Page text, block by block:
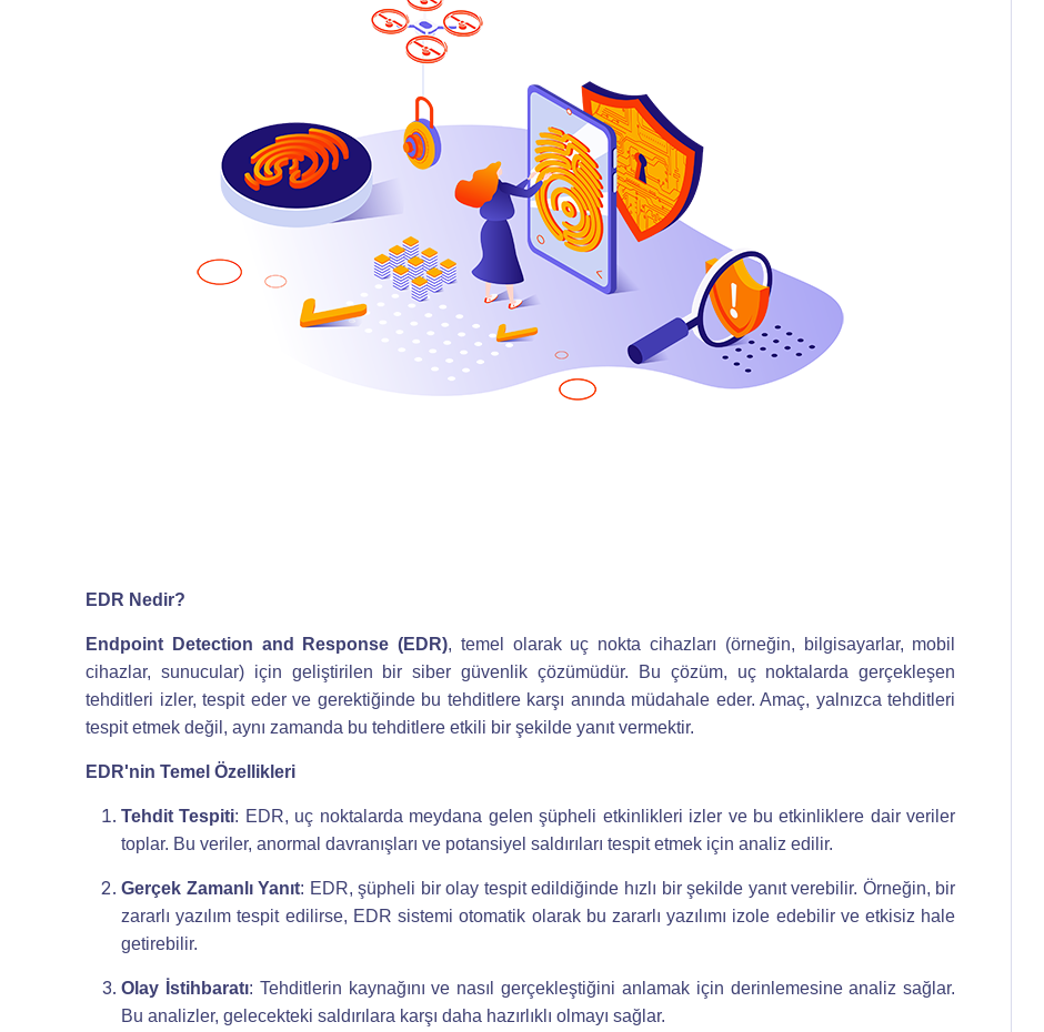
EDR Nedir?
Endpoint Detection and Response (EDR), temel olarak uç nokta cihazları (örneğin, bilgisayarlar, mobil
cihazlar, sunucular) için geliştirilen bir siber güvenlik çözümüdür. Bu çözüm, uç noktalarda gerçekleşen
tehditleri izler, tespit eder ve gerektiğinde bu tehditlere karşı anında müdahale eder. Amaç, yalnızca tehditleri
tespit etmek değil, aynı zamanda bu tehditlere etkili bir şekilde yanıt vermektir.
EDR'nin Temel Özellikleri
Tehdit Tespiti: EDR, uç noktalarda meydana gelen şüpheli etkinlikleri izler ve bu etkinliklere dair veriler
toplar. Bu veriler, anormal davranışları ve potansiyel saldırıları tespit etmek için analiz edilir.
Gerçek Zamanlı Yanıt: EDR, şüpheli bir olay tespit edildiğinde hızlı bir şekilde yanıt verebilir. Örneğin, bir
zararlı yazılım tespit edilirse, EDR sistemi otomatik olarak bu zararlı yazılımı izole edebilir ve etkisiz hale
getirebilir.
Olay İstihbaratı: Tehditlerin kaynağını ve nasıl gerçekleştiğini anlamak için derinlemesine analiz sağlar.
Bu analizler, gelecekteki saldırılara karşı daha hazırlıklı olmayı sağlar.